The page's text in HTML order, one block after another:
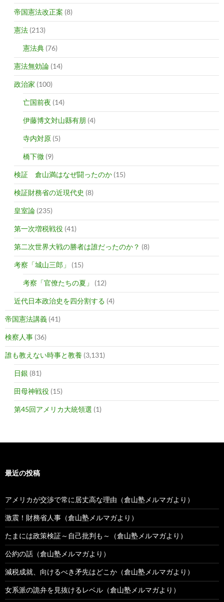
帝国憲法改正案 (8)
憲法 (213)
憲法典 (76)
憲法無効論 (14)
政治家 (100)
亡国前夜 (14)
伊藤博文対山縣有朋 (4)
寺内対原 (5)
橋下徹 (9)
検証 倉山満はなぜ闘ったのか (15)
検証財務省の近現代史 (8)
皇室論 (235)
第一次増税戦役 (41)
第二次世界大戦の勝者は誰だったのか？ (8)
考察「城山三郎」 (15)
考察「官僚たちの夏」 (12)
近代日本政治史を四分割する (4)
帝国憲法講義 (41)
検察人事 (36)
誰も教えない時事と教養 (3,131)
日銀 (81)
田母神戦役 (15)
第45回アメリカ大統領選 (1)
最近の投稿
アメリカが交渉で常に居丈高な理由（倉山塾メルマガより）
激震！財務省人事（倉山塾メルマガより）
たまには政策検証～自己批判も～（倉山塾メルマガより）
公約の話（倉山塾メルマガより）
減税成就、向けるべき矛先はどこか（倉山塾メルマガより）
女系派の詭弁を見抜けるレベル（倉山塾メルマガより）